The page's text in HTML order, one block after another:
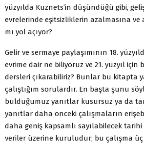
yüzyılda Kuznets’in düşündüğü gibi,
evrelerinde eşitsizliklerin azalmasına
mı yol açıyor?
Gelir ve sermaye paylaşımının 18.
evrime dair ne biliyoruz ve 21. yüzyıl için
dersleri çıkarabiliriz? Bunlar bu kitapta
çalıştığım sorulardır. En başta şunu
bulduğumuz yanıtlar kusursuz ya da
yanıtlar daha önceki çalışmaların
daha geniş kapsamlı sayılabilecek tarihi
veriler üzerine kuruludur; bu çalışma üç